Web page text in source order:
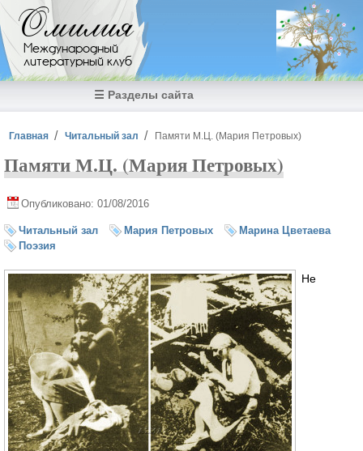
Перейти к основному содержанию
Омилия
Международный
литературный клуб
☰ Разделы сайта
Вы здесь
Главная Читальный зал Памяти М.Ц. (Мария Петровых)
Памяти М.Ц. (Мария Петровых)
Опубликовано: 01/08/2016
Читальный зал Мария Петровых
Марина Цветаева
Поэзия
Не